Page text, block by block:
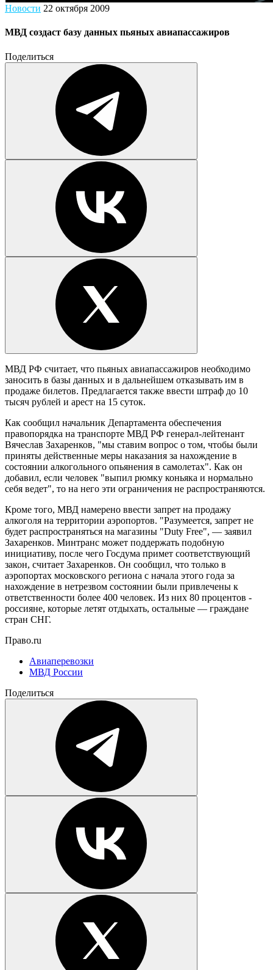
Новости 22 октября 2009
МВД создаст базу данных пьяных авиапассажиров
Поделиться
МВД РФ считает, что пьяных авиапассажиров необходимо
заносить в базы данных и в дальнейшем отказывать им в
продаже билетов. Предлагается также ввести штраф до 10
тысяч рублей и арест на 15 суток.
Как сообщил начальник Департамента обеспечения
правопорядка на транспорте МВД РФ генерал-лейтенант
Вячеслав Захаренков, "мы ставим вопрос о том, чтобы были
приняты действенные меры наказания за нахождение в
состоянии алкогольного опьянения в самолетах". Как он
добавил, если человек "выпил рюмку коньяка и нормально
себя ведет", то на него эти ограничения не распространяются.
Кроме того, МВД намерено ввести запрет на продажу
алкоголя на территории аэропортов. "Разумеется, запрет не
будет распространяться на магазины "Duty Free", — заявил
Захаренков. Минтранс может поддержать подобную
инициативу, после чего Госдума примет соответствующий
закон, считает Захаренков. Он сообщил, что только в
аэропортах московского региона с начала этого года за
нахождение в нетрезвом состоянии были привлечены к
ответственности более 400 человек. Из них 80 процентов -
россияне, которые летят отдыхать, остальные — граждане
стран СНГ.
Право.ru
Авиаперевозки
МВД России
Поделиться